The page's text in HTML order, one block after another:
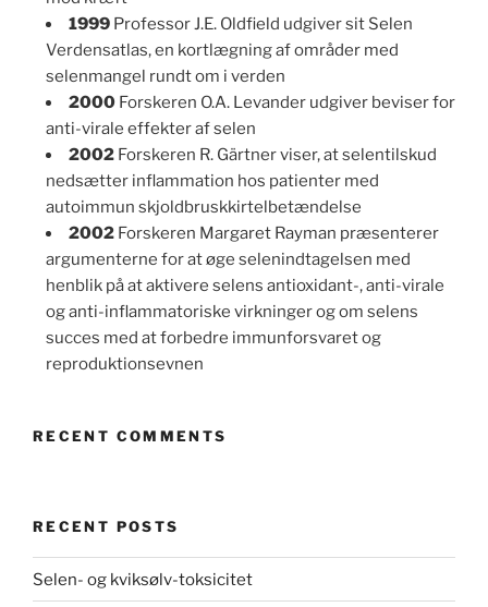
1999 Professor J.E. Oldfield udgiver sit Selen
Verdensatlas, en kortlægning af områder med
selenmangel rundt om i verden
2000 Forskeren O.A. Levander udgiver beviser for
anti-virale effekter af selen
2002 Forskeren R. Gärtner viser, at selentilskud
nedsætter inflammation hos patienter med
autoimmun skjoldbruskkirtelbetændelse
2002 Forskeren Margaret Rayman præsenterer
argumenterne for at øge selenindtagelsen med
henblik på at aktivere selens antioxidant-, anti-virale
og anti-inflammatoriske virkninger og om selens
succes med at forbedre immunforsvaret og
reproduktionsevnen
RECENT COMMENTS
RECENT POSTS
Selen- og kviksølv-toksicitet